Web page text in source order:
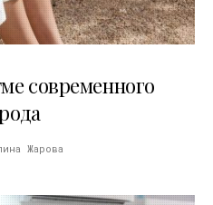
современного
Жарова